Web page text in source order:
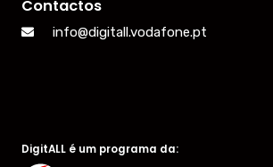
Contactos
info@digitall.vodafone.pt
DigitALL é um programa da: